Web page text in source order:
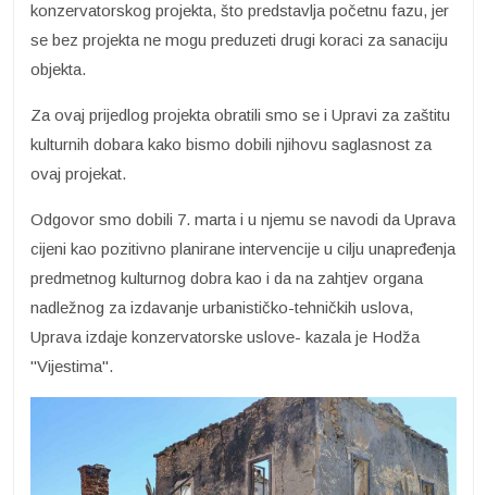
konzervatorskog projekta, što predstavlja početnu fazu, jer
se bez projekta ne mogu preduzeti drugi koraci za sanaciju
objekta.
Za ovaj prijedlog projekta obratili smo se i Upravi za zaštitu
kulturnih dobara kako bismo dobili njihovu saglasnost za
ovaj projekat.
Odgovor smo dobili 7. marta i u njemu se navodi da Uprava
cijeni kao pozitivno planirane intervencije u cilju unapređenja
predmetnog kulturnog dobra kao i da na zahtjev organa
nadležnog za izdavanje urbanističko-tehničkih uslova,
Uprava izdaje konzervatorske uslove- kazala je Hodža
"Vijestima".